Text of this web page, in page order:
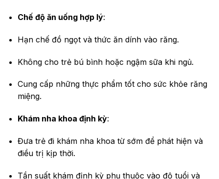
Chế độ ăn uống hợp lý:
Hạn chế đồ ngọt và thức ăn dính vào răng.
Không cho trẻ bú bình hoặc ngậm sữa khi ngủ.
Cung cấp những thực phẩm tốt cho sức khỏe răng
miệng.
Khám nha khoa định kỳ:
Đưa trẻ đi khám nha khoa từ sớm để phát hiện và
điều trị kịp thời.
Tần suất khám định kỳ phụ thuộc vào độ tuổi và